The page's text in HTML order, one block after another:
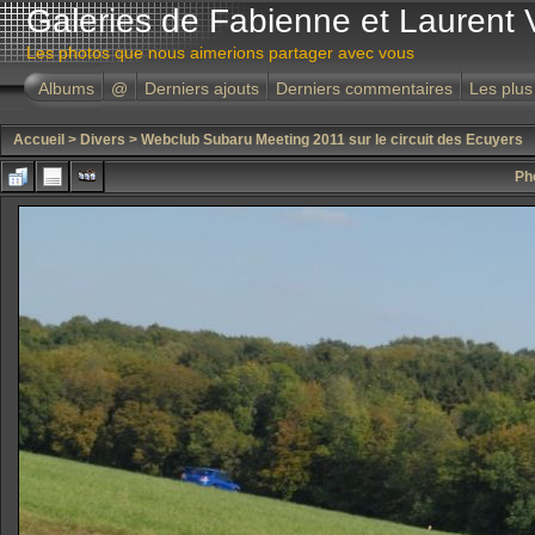
Galeries de Fabienne et Laurent
Les photos que nous aimerions partager avec vous
Albums
@ Derniers ajouts Derniers commentaires Les
Accueil > Divers > Webclub Subaru Meeting 2011 sur le circuit des Ecuyers